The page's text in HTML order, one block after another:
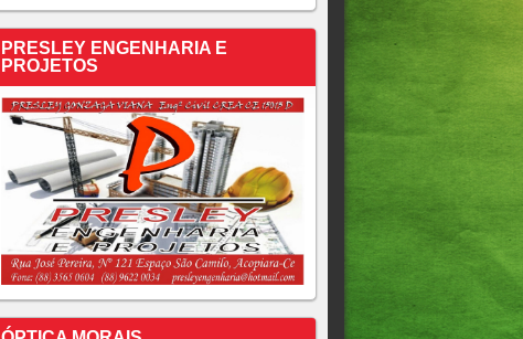
PRESLEY ENGENHARIA E
PROJETOS